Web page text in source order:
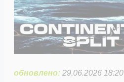
обновлено: 29.06.2026 18:20 |